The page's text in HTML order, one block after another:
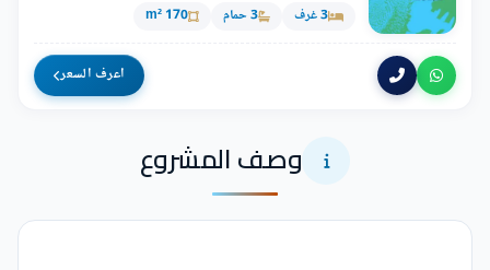
3 غرف 3 حمام 170 m²
اعرف السعر
وصف المشروع